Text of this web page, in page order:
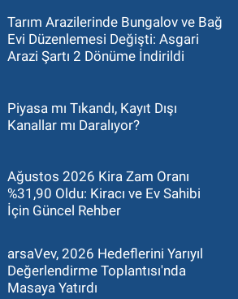
Tarım Arazilerinde Bungalov ve Bağ
Evi Düzenlemesi Değişti: Asgari
Arazi Şartı 2 Dönüme İndirildi
Piyasa mı Tıkandı, Kayıt Dışı
Kanallar mı Daralıyor?
Ağustos 2026 Kira Zam Oranı
%31,90 Oldu: Kiracı ve Ev Sahibi
İçin Güncel Rehber
arsaVev, 2026 Hedeflerini Yarıyıl
Değerlendirme Toplantısı'nda
Masaya Yatırdı